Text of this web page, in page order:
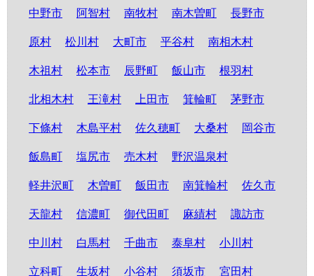
中野市 阿智村 南牧村 南木曽町 長野市
原村 松川村 大町市 平谷村 南相木村
木祖村 松本市 辰野町 飯山市 根羽村
北相木村 王滝村 上田市 箕輪町 茅野市
下條村 木島平村 佐久穂町 大桑村 岡谷市
飯島町 塩尻市 売木村 野沢温泉村
軽井沢町 木曽町 飯田市 南箕輪村 佐久市
天龍村 信濃町 御代田町 麻績村 諏訪市
中川村 白馬村 千曲市 泰阜村 小川村
立科町 生坂村 小谷村 須坂市 宮田村